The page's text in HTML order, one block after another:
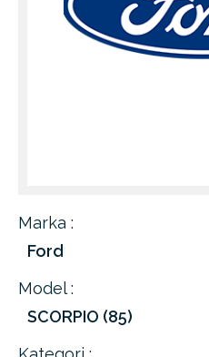
Marka :
Ford
Model :
SCORPIO (85)